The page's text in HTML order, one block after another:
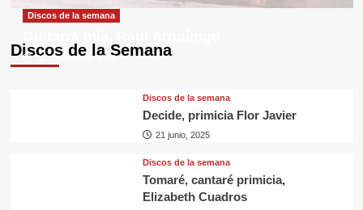
Discos de la Semana
Discos de la semana
29 septiembre, 2025
Discos de la semana
Decide, primicia Flor Javier
21 junio, 2025
Discos de la semana
Tomaré, cantaré primicia,
Elizabeth Cuadros